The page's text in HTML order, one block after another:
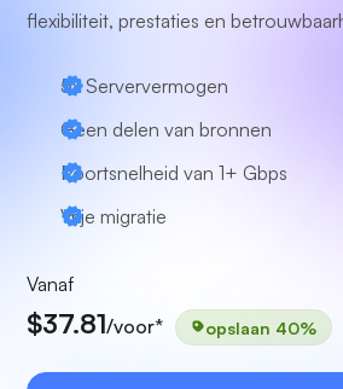
flexibiliteit, prestaties en
5x Serververmogen
Geen delen van bronnen
Poortsnelheid van 1+ Gbps
Vrije migratie
Vanaf
$37.81/voor* opslaan 40%